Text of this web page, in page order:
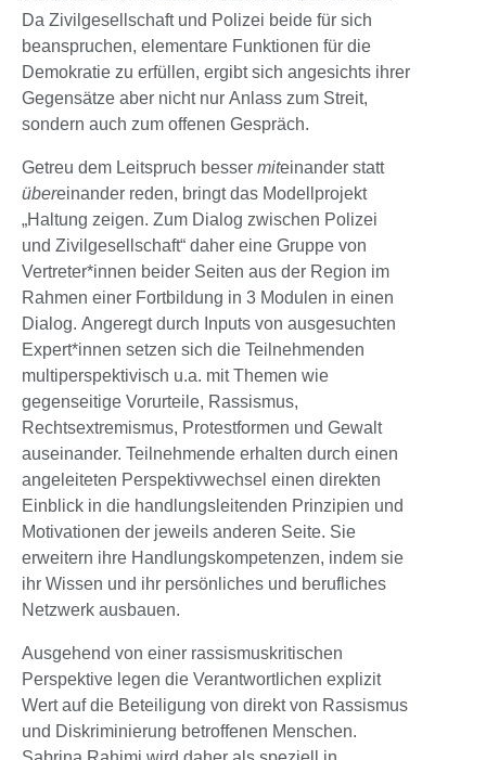
Da Zivilgesellschaft und Polizei beide für sich
beanspruchen, elementare Funktionen für die
Demokratie zu erfüllen, ergibt sich angesichts ihrer
Gegensätze aber nicht nur Anlass zum Streit,
sondern auch zum offenen Gespräch.
Getreu dem Leitspruch besser miteinander statt
übereinander reden, bringt das Modellprojekt
„Haltung zeigen. Zum Dialog zwischen Polizei
und Zivilgesellschaft“ daher eine Gruppe von
Vertreter*innen beider Seiten aus der Region im
Rahmen einer Fortbildung in 3 Modulen in einen
Dialog. Angeregt durch Inputs von ausgesuchten
Expert*innen setzen sich die Teilnehmenden
multiperspektivisch u.a. mit Themen wie
gegenseitige Vorurteile, Rassismus,
Rechtsextremismus, Protestformen und Gewalt
auseinander. Teilnehmende erhalten durch einen
angeleiteten Perspektivwechsel einen direkten
Einblick in die handlungsleitenden Prinzipien und
Motivationen der jeweils anderen Seite. Sie
erweitern ihre Handlungskompetenzen, indem sie
ihr Wissen und ihr persönliches und berufliches
Netzwerk ausbauen.
Ausgehend von einer rassismuskritischen
Perspektive legen die Verantwortlichen explizit
Wert auf die Beteiligung von direkt von Rassismus
und Diskriminierung betroffenen Menschen.